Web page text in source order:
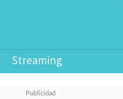
Streaming